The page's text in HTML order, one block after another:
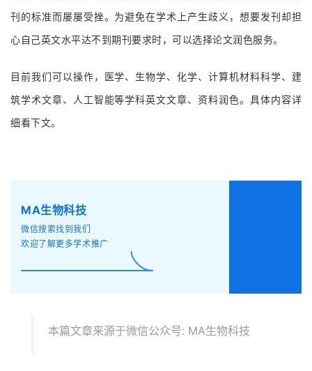
刊的标准而屡屡受挫。为避免在学术上产生歧义，想要发刊却担
心自己英文水平达不到期刊要求时，可以选择论文润色服务。
目前我们可以操作，医学、生物学、化学、计算机材料科学、建
筑学术文章、人工智能等学科英文文章、资料润色。具体内容详
细看下文。
MA生物科技
微信搜索找到我们
欢迎了解更多学术推广
本篇文章来源于微信公众号: MA生物科技